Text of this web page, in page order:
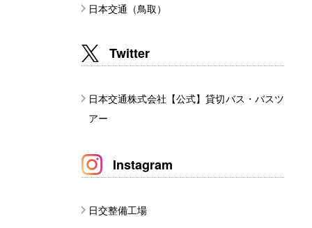
日本交通（鳥取）
Twitter
日本交通株式会社【公式】貸切バス・バスツ
アー
Instagram
日交整備工場